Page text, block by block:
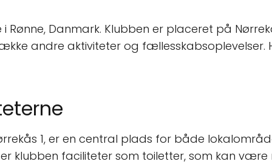
i Rønne, Danmark. Klubben er placeret på
andre aktiviteter og fællesskabsoplevelser.
1, er en central plads for både
klubben faciliteter som toiletter, som kan